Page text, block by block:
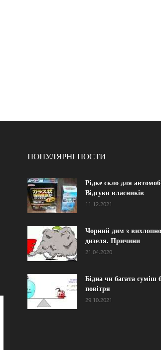
ПОПУЛЯРНІ ПОСТИ
Рідке скло для
Відгуки власників
11.12.2021
Чорний дим з
дизеля. Причини
21.04.2020
Бідна чи багата суміш
повітря
29.10.2021